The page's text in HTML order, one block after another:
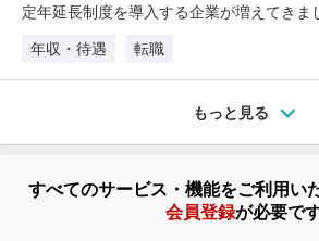
定年延長制度を導入する企業が増えてきま
年収・待遇
転職
もっと見る
すべてのサービス・機能をご利用い
会員登録が必要で